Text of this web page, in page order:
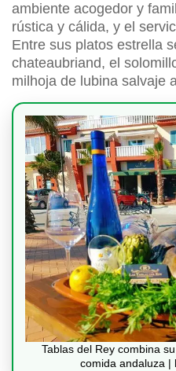
ambiente acogedor y
rústica y cálida, y el
Entre sus platos estrella
chateaubriand, el
milhoja de lubina salvaje
Tablas del Rey combina
comida andaluza |